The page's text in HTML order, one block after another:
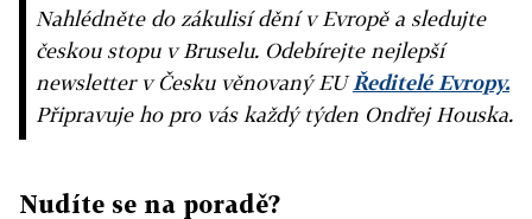
Nahlédněte do zákulisí dění v Evropě a sledujte
českou stopu v Bruselu. Odebírejte nejlepší
newsletter v Česku věnovaný EUŘeditelé Evropy.
Připravuje ho pro vás každý týden Ondřej Houska.
Nudíte se na poradě?